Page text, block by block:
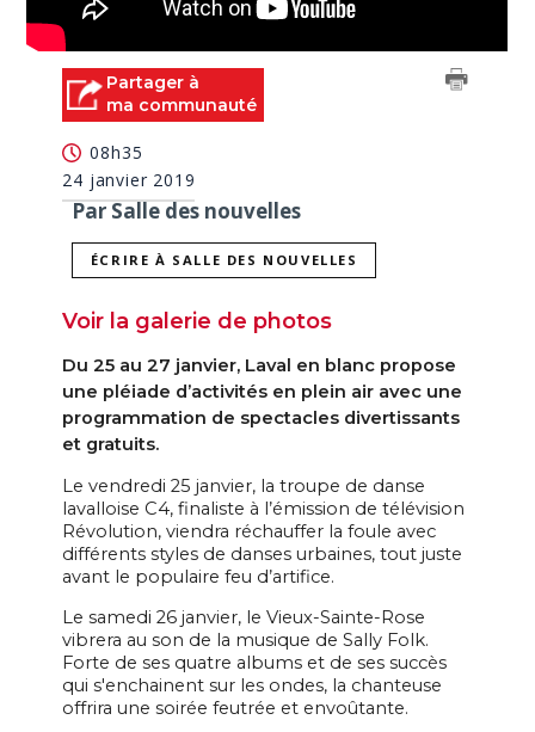
Partager à
ma communauté
08h35
24 janvier 2019
Par Salle des nouvelles
ÉCRIRE À SALLE DES NOUVELLES
Voir la galerie de photos
Du 25 au 27 janvier, Laval en blanc propose
une pléiade d’activités en plein air avec une
programmation de spectacles divertissants
et gratuits.
Le vendredi 25 janvier, la troupe de danse
lavalloise C4, finaliste à l’émission de télévision
Révolution, viendra réchauffer la foule avec
différents styles de danses urbaines, tout juste
avant le populaire feu d’artifice.
Le samedi 26 janvier, le Vieux-Sainte-Rose
vibrera au son de la musique de Sally Folk.
Forte de ses quatre albums et de ses succès
qui s'enchainent sur les ondes, la chanteuse
offrira une soirée feutrée et envoûtante.